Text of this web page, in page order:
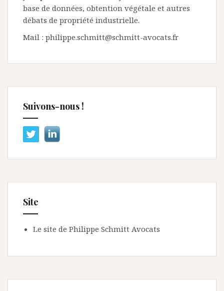
base de données, obtention végétale et autres
débats de propriété industrielle.
Mail : philippe.schmitt@schmitt-avocats.fr
Suivons-nous !
Site
Le site de Philippe Schmitt Avocats